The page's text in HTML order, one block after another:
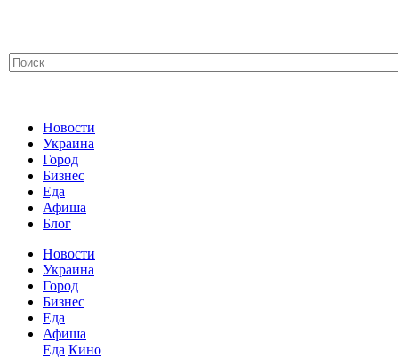
Новости
Украина
Город
Бизнес
Еда
Афиша
Блог
Новости
Украина
Город
Бизнес
Еда
Афиша
Еда Кино